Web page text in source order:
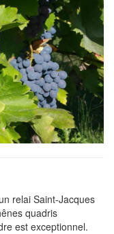
relai Saint-Jacques
quadris
est exceptionnel.